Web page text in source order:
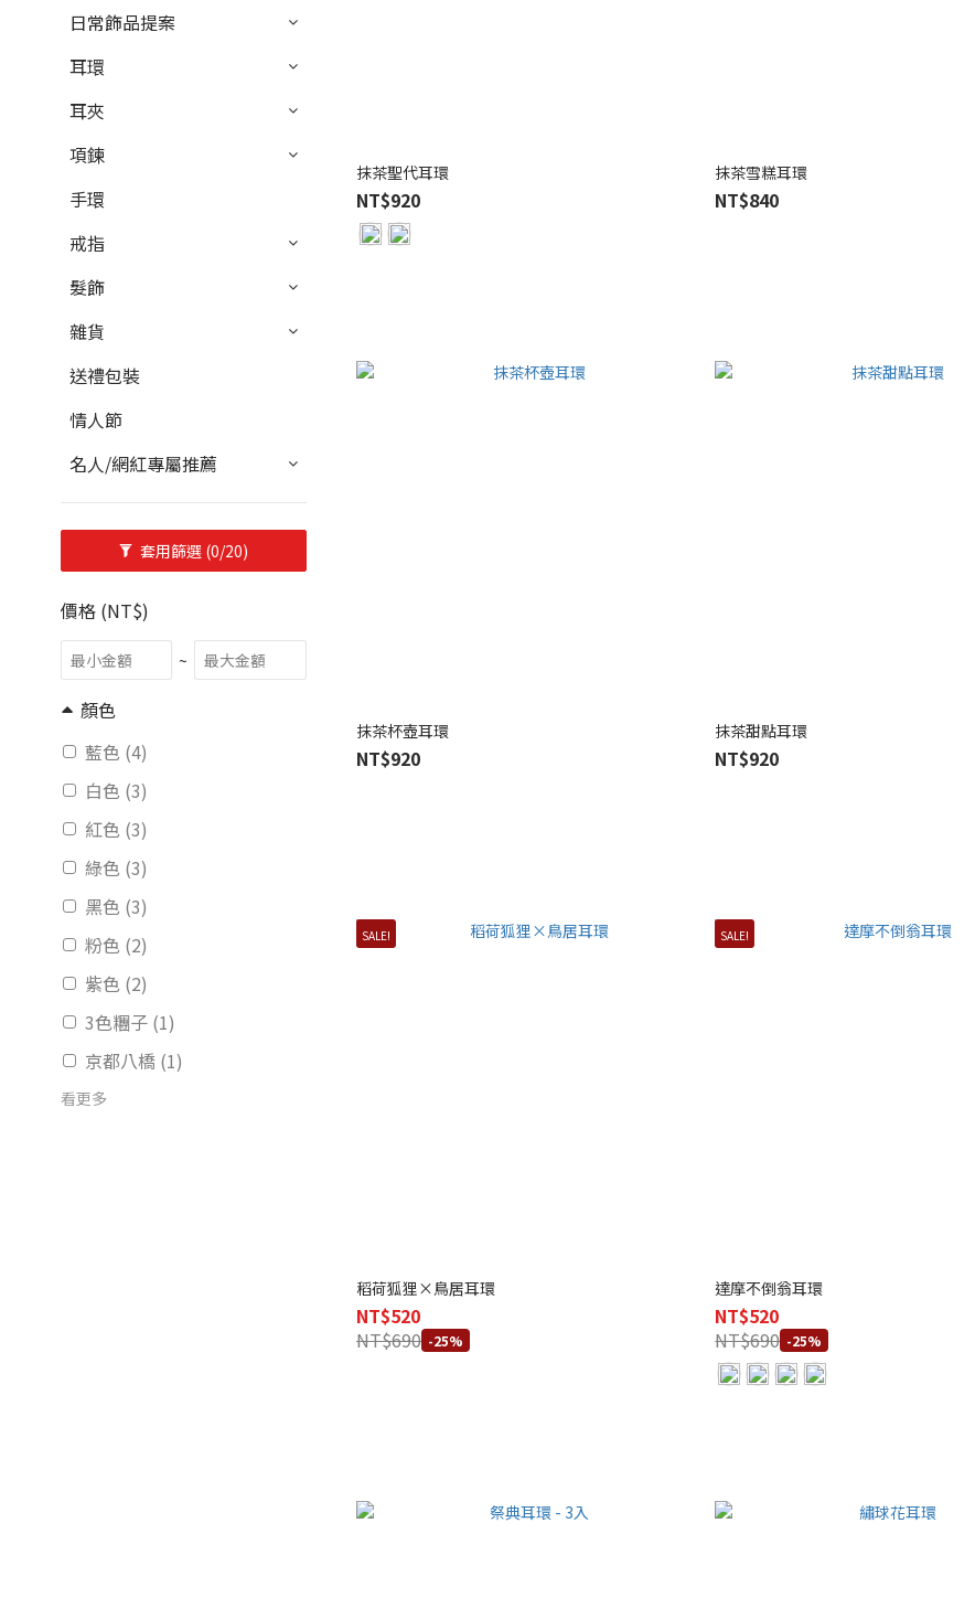
日常飾品提案
耳環
耳夾
項鍊
手環
戒指
髮飾
雜貨
送禮包裝
情人節
名人/網紅專屬推薦
套用篩選 (0/20)
價格 (NT$)
~
顏色
藍色 (4)
白色 (3)
紅色 (3)
綠色 (3)
黑色 (3)
粉色 (2)
紫色 (2)
3色糰子 (1)
京都八橋 (1)
看更多
抹茶聖代耳環
NT$920
抹茶雪糕耳環
NT$840
抹茶杯壺耳環
NT$920
抹茶甜點耳環
NT$920
SALE!
稻荷狐狸×鳥居耳環
NT$520
NT$690 -25%
SALE!
達摩不倒翁耳環
NT$520
NT$690 -25%